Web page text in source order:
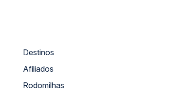
Destinos
Afiliados
Rodomilhas